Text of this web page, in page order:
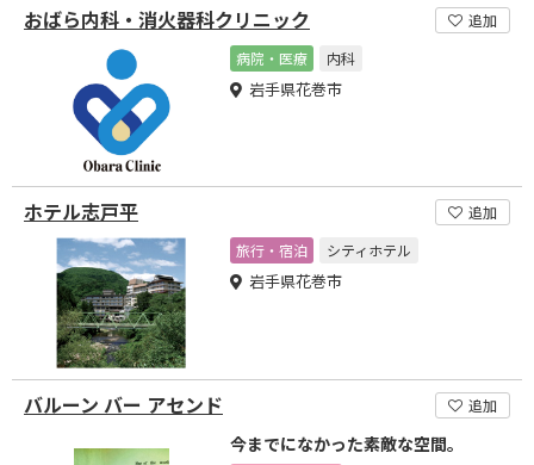
おばら内科・消火器科クリニック
追加
病院・医療
内科
岩手県花巻市
ホテル志戸平
追加
旅行・宿泊
シティホテル
岩手県花巻市
バルーン バー アセンド 追加
今までになかった素敵な空間。